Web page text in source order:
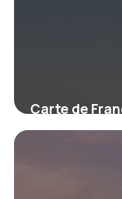
Carte de
Complet